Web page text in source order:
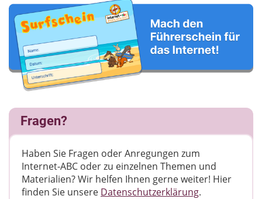
Fragen?
Haben Sie Fragen oder Anregungen zum
Internet-ABC oder zu einzelnen Themen und
Materialien? Wir helfen Ihnen gerne weiter! ​Hier
finden Sie unsere Datenschutzerklärung.